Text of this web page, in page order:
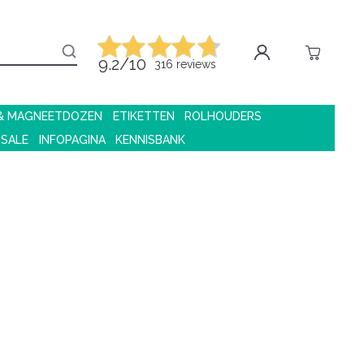
9.2/10 316 reviews
MAGNEETDOZEN ETIKETTEN
ROLHOUDERS
INFOPAGINA KENNISBANK